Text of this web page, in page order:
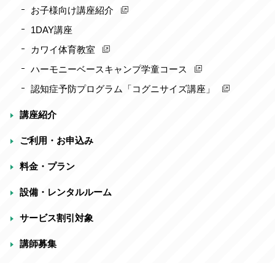
お子様向け講座紹介
1DAY講座
カワイ体育教室
ハーモニーベースキャンプ学童コース
認知症予防プログラム「コグニサイズ講座」
講座紹介
ご利用・お申込み
料金・プラン
設備・レンタルルーム
サービス割引対象
講師募集